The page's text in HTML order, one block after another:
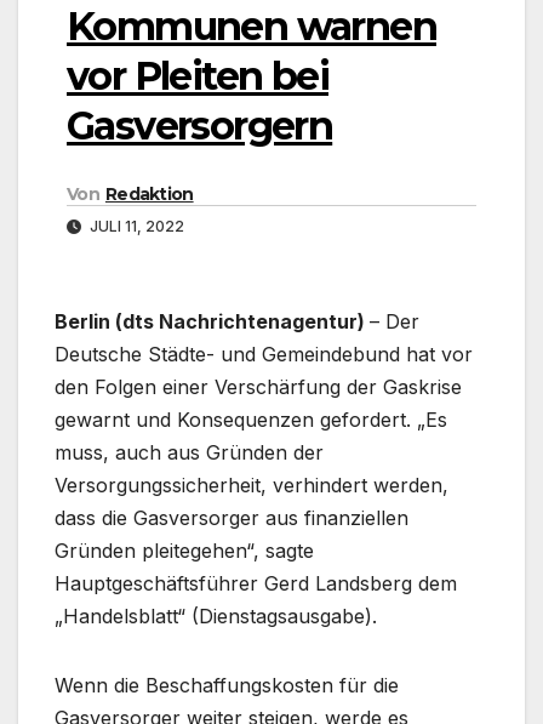
Kommunen warnen
vor Pleiten bei
Gasversorgern
Von Redaktion
JULI 11, 2022
Berlin (dts Nachrichtenagentur) – Der
Deutsche Städte- und Gemeindebund hat vor
den Folgen einer Verschärfung der Gaskrise
gewarnt und Konsequenzen gefordert. „Es
muss, auch aus Gründen der
Versorgungssicherheit, verhindert werden,
dass die Gasversorger aus finanziellen
Gründen pleitegehen“, sagte
Hauptgeschäftsführer Gerd Landsberg dem
„Handelsblatt“ (Dienstagsausgabe).
Wenn die Beschaffungskosten für die
Gasversorger weiter steigen, werde es